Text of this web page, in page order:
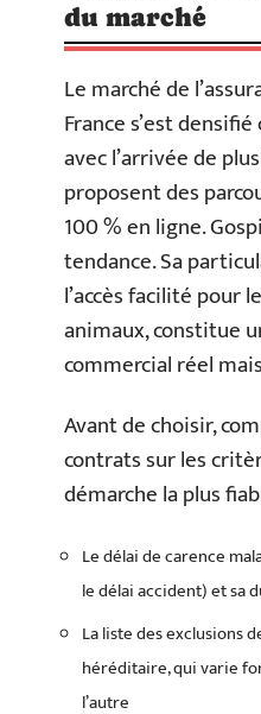
du marché
Le marché de
France s’est
avec l’arrivée de
proposent des
100 % en ligne.
tendance. Sa
l’accès facilité pour
animaux, constitue
commercial réel
Avant de choisir,
contrats sur les
démarche la plus
Le délai de carence
le délai accident) et sa
La liste des exclusions
héréditaire, qui varie
l’autre